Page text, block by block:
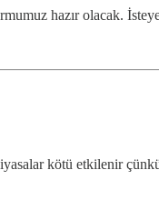
hazır olacak.
kötü etkilenir